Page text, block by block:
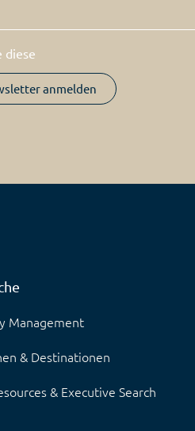
diese
anmelden
Management
& Destinationen
& Executive Search